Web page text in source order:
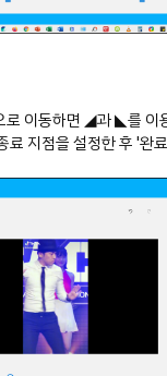
로 이동하면 ◢과 ◣를 이
료 지점을 설정한 후 '완